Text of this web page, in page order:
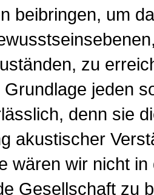
beibringen, um
zu
jeden
denn sie
akustischer
wären wir nicht in
Gesellschaft zu